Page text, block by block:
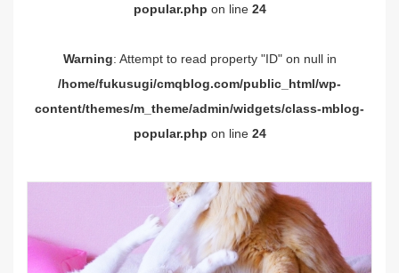
popular.php on line 24
Warning: Attempt to read property "ID" on null in
/home/fukusugi/cmqblog.com/public_html/wp-
content/themes/m_theme/admin/widgets/class-mblog-
popular.php on line 24